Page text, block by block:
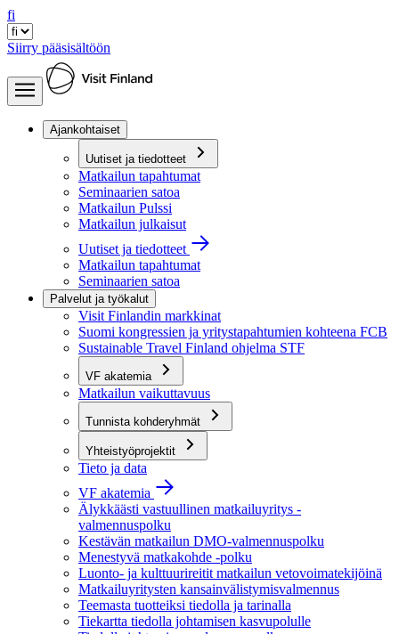
fi
Siirry pääsisältöön
Ajankohtaiset
Uutiset ja tiedotteet
Matkailun tapahtumat
Seminaarien satoa
Matkailun Pulssi
Matkailun julkaisut
Uutiset ja tiedotteet
Matkailun tapahtumat
Seminaarien satoa
Palvelut ja työkalut
Visit Finlandin markkinat
Suomi kongressien ja yritystapahtumien kohteena FCB
Sustainable Travel Finland ohjelma STF
VF akatemia
Matkailun vaikuttavuus
Tunnista kohderyhmät
Yhteistyöprojektit
Tieto ja data
VF akatemia
Älykkäästi vastuullinen matkailuyritys -
valmennuspolku
Kestävän matkailun DMO-valmennuspolku
Menestyvä matkakohde -polku
Luonto- ja kulttuurireitit matkailun vetovoimatekijöinä
Matkailuyritysten kansainvälistymisvalmennus
Teemasta tuotteiksi tiedolla ja tarinalla
Tiekartta tiedolla johtamisen kasvupolulle